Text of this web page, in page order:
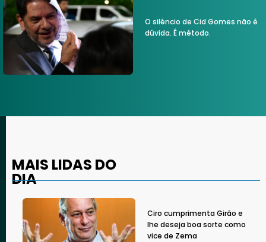
O silêncio de Cid Gomes não é
dúvida. É método.
MAIS LIDAS DO
DIA
Ciro cumprimenta Girão e
lhe deseja boa sorte como
vice de Zema